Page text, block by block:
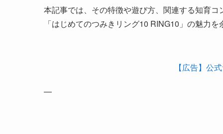
本記事では、その特徴や遊び方、関連する知育
「はじめてのつみきリング10 RING10」の魅力
【広告】公
—